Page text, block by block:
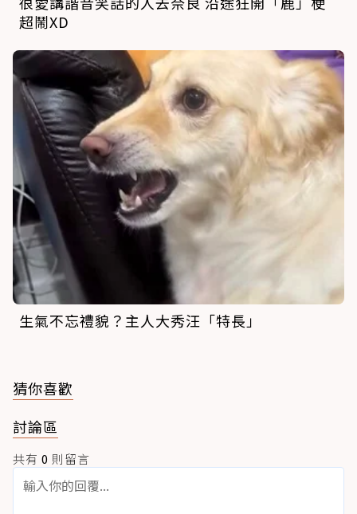
超鬧XD
生氣不忘禮貌？主人大秀汪「特長」
猜你喜歡
討論區
共有 0 則留言